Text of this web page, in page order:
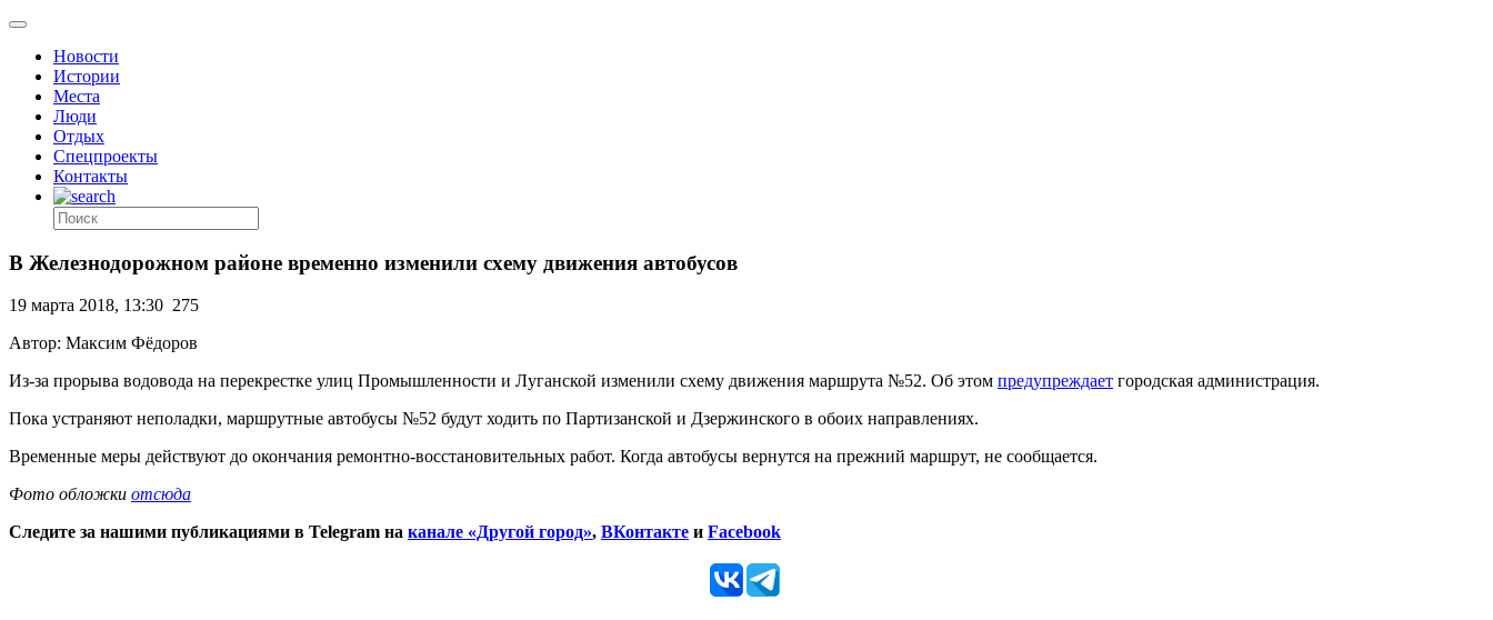
Новости
Истории
Места
Люди
Отдых
Спецпроекты
Контакты
В Железнодорожном районе временно изменили схему движения автобусов
19 марта 2018, 13:30 275
Автор: Максим Фёдоров
Из-за прорыва водовода на перекрестке улиц Промышленности и Луганской изменили схему движения маршрута №52. Об этом предупреждает городская администрация.
Пока устраняют неполадки, маршрутные автобусы №52 будут ходить по Партизанской и Дзержинского в обоих направлениях.
Временные меры действуют до окончания ремонтно-восстановительных работ. Когда автобусы вернутся на прежний маршрут, не сообщается.
Фото обложки отсюда
Следите за нашими публикациями в Telegram на канале «Другой город», ВКонтакте и Facebook